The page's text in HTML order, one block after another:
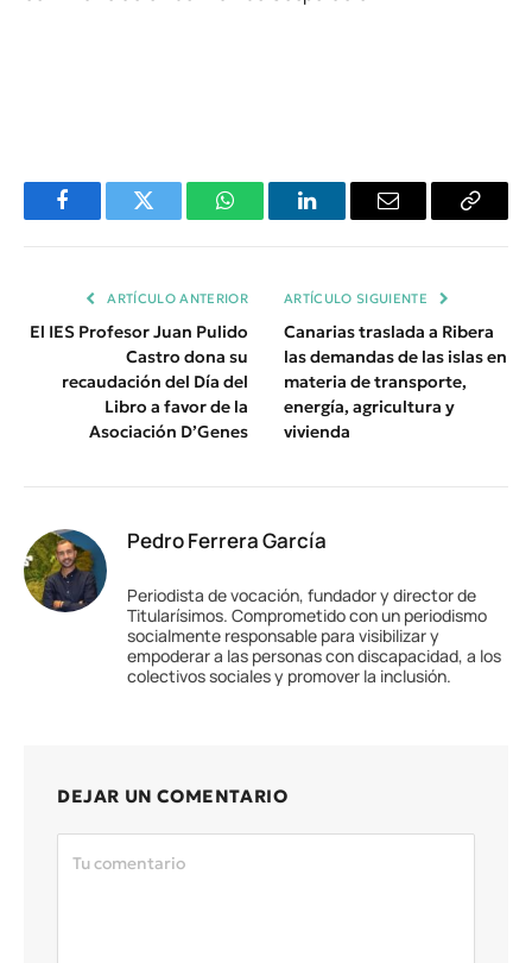
FacebookTwitter WhatsAppLinkedInEmail
Copiar
ARTÍCULO ANTERIOR
El IES Profesor Juan Pulido
Castro dona su
recaudación del Día del
Libro a favor de la
Asociación D’Genes
ARTÍCULO SIGUIENTE
Canarias traslada a Ribera
las demandas de las islas en
materia de transporte,
energía, agricultura y
vivienda
Pedro Ferrera García
Periodista de vocación, fundador y director de
Titularísimos. Comprometido con un periodismo
socialmente responsable para visibilizar y
empoderar a las personas con discapacidad, a los
colectivos sociales y promover la inclusión.
DEJAR UN COMENTARIO